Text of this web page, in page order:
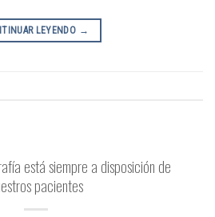
LEYENDO →
está siempre a disposición de
pacientes